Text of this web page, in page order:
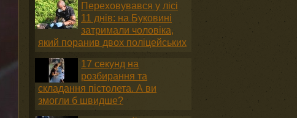
Переховувався у лісі
11 днів: на Буковині
затримали чоловіка,
який поранив двох поліцейських
17 секунд на
розбирання та
складання пістолета. А ви
змогли б швидше?